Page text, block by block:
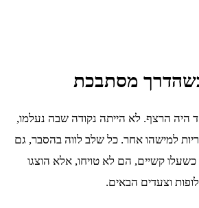
כשהדרך מסתבכת
היה הרצף. לא הייתה נקודה שבה נעלמו,
למישהו אחר. כל שלב לווה בהסבר, גם
קשיים, הם לא טויחו, אלא הוצגו
וצעדים הבאים.